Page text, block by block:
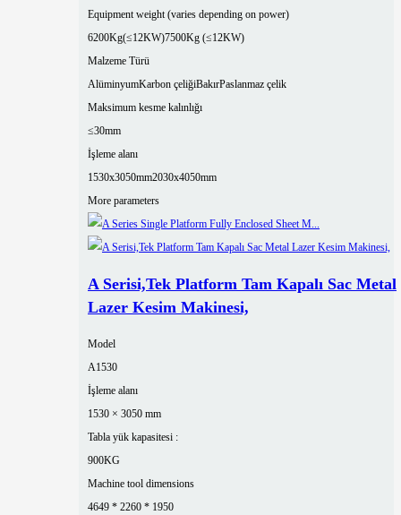
Equipment weight (varies depending on power)
6200Kg(≤12KW)7500Kg (≤12KW)
Malzeme Türü
AlüminyumKarbon çeliğiBakırPaslanmaz çelik
Maksimum kesme kalınlığı
≤30mm
İşleme alanı
1530x3050mm2030x4050mm
More parameters
A Serisi,Tek Platform Tam Kapalı Sac Metal
Lazer Kesim Makinesi,
Model
A1530
İşleme alanı
1530 × 3050 mm
Tabla yük kapasitesi :
900KG
Machine tool dimensions
4649 * 2260 * 1950